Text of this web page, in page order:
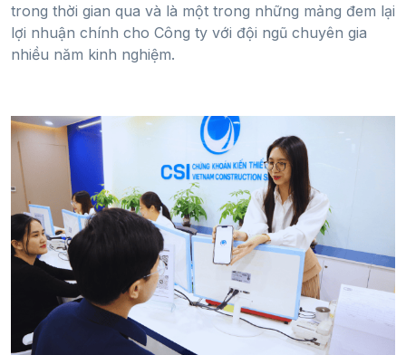
trong thời gian qua và là một trong những mảng đem lại
lợi nhuận chính cho Công ty với đội ngũ chuyên gia
nhiều năm kinh nghiệm.